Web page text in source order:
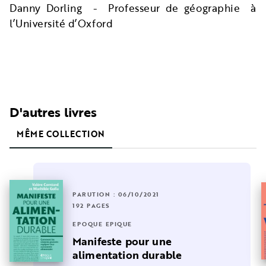
Danny Dorling - Professeur de géographie à
l’Université d’Oxford
D'autres livres
MÊME COLLECTION
PARUTION : 06/10/2021
192 PAGES
EPOQUE EPIQUE
Manifeste pour une
alimentation durable